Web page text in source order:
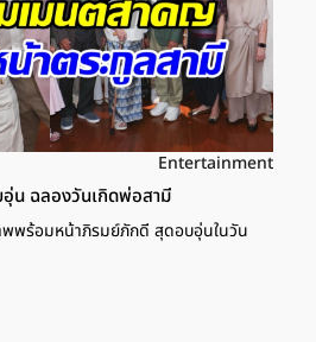
Entertainment
น ฉลองวันเกิดพ่อสามี
พพร้อมหน้าภิรมย์ภักดี สุดอบอุ่นในวัน